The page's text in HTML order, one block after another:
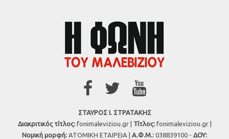
ΣΤΑΥΡΟΣ Ι. ΣΤΡΑΤΑΚΗΣ
Διακριτικός τίτλος:fonimaleviziou.gr | Τίτλος:fonimaleviziou.gr |
Νομική μορφή: ΑΤΟΜΙΚΗ ΕΤΑΙΡΕΙΑ | Α.Φ.Μ.: 038839100 - ΔΟΥ: